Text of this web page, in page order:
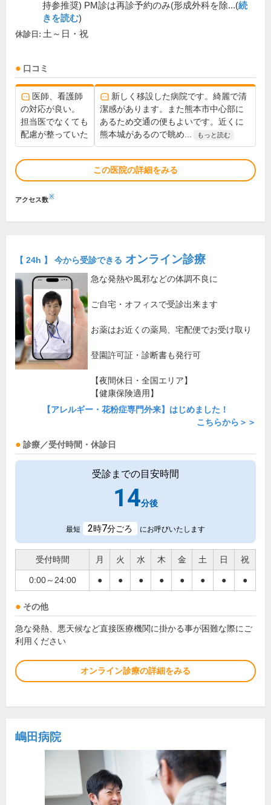
持参推奨) PM診は再診予約のみ(形成外科を除...(続
きを読む)
休診日: 土～日・祝
口コミ
医師、看護師
の対応が良い。
担当医でなくても
配慮が整っていた
新しく移設した病院です。綺麗で清
潔感があります。また熊本市中心部に
あるため交通の便もよいです。近くに
熊本城があるので眺め...
もっと読む
この医院の詳細をみる
アクセス数※
【 24h 】 今から受診できる オンライン診療
急な発熱や風邪などの体調不良に
ご自宅・オフィスで受診出来ます
お薬はお近くの薬局、宅配便でお受け取り
登園許可証・診断書も発行可
【夜間休日・全国エリア】
【健康保険適用】
【アレルギー・花粉症専門外来】はじめました！
こちらから＞＞
診療／受付時間・休診日
受診までの目安時間
14分後
最短 2時7分ごろ にお呼びいたします
受付時間 月 火 水 木 金 土 日 祝
0:00～24:00 ● ● ● ● ● ● ● ●
その他
急な発熱、悪天候など直接医療機関に掛かる事が困難な際にご
利用ください
オンライン診療の詳細をみる
嶋田病院